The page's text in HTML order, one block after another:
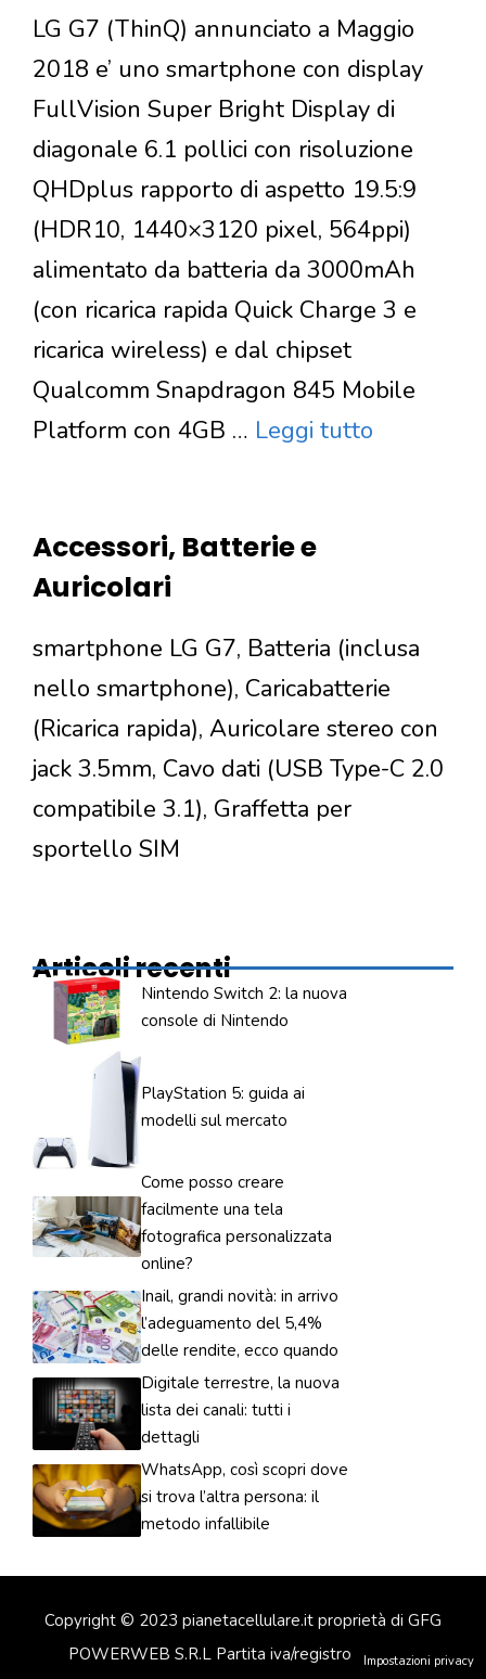
LG G7 (ThinQ) annunciato a Maggio
2018 e’ uno smartphone con display
FullVision Super Bright Display di
diagonale 6.1 pollici con risoluzione
QHDplus rapporto di aspetto 19.5:9
(HDR10, 1440×3120 pixel, 564ppi)
alimentato da batteria da 3000mAh
(con ricarica rapida Quick Charge 3 e
ricarica wireless) e dal chipset
Qualcomm Snapdragon 845 Mobile
Platform con 4GB … Leggi tutto
Accessori, Batterie e
Auricolari
smartphone LG G7, Batteria (inclusa
nello smartphone), Caricabatterie
(Ricarica rapida), Auricolare stereo con
jack 3.5mm, Cavo dati (USB Type-C 2.0
compatibile 3.1), Graffetta per
sportello SIM
Articoli recenti
Nintendo Switch 2: la nuova
console di Nintendo
PlayStation 5: guida ai
modelli sul mercato
Come posso creare
facilmente una tela
fotografica personalizzata
online?
Inail, grandi novità: in arrivo
l’adeguamento del 5,4%
delle rendite, ecco quando
Digitale terrestre, la nuova
lista dei canali: tutti i
dettagli
WhatsApp, così scopri dove
si trova l’altra persona: il
metodo infallibile
Copyright © 2023 pianetacellulare.it proprietà di GFG
POWERWEB S.R.L Partita iva/registro imprese:Impostazioni privacy